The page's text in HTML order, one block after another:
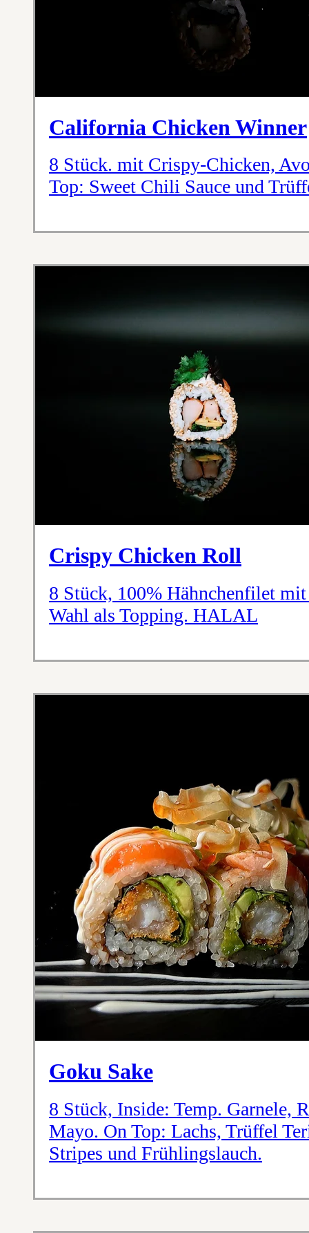
California Chicken Winner
8 Stück. mit Crispy-Chicken,
Top: Sweet Chili Sauce und
Crispy Chicken Roll
8 Stück, 100% Hähnchenfilet mit
Wahl als Topping. HALAL
Goku Sake
8 Stück, Inside: Temp. Garnele,
Mayo. On Top: Lachs, Trüffel
Stripes und Frühlingslauch.